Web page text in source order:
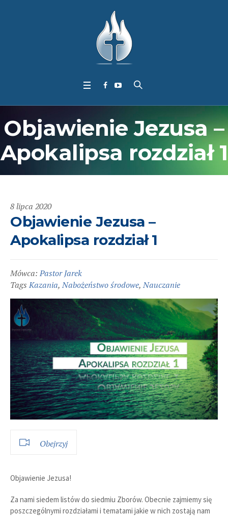
Objawienie Jezusa –
Apokalipsa rozdział 1
8 lipca 2020
Objawienie Jezusa –
Apokalipsa rozdział 1
Mówca:Pastor Jarek
TagsKazania,Nabożeństwo środowe,Nauczanie
Obejrzyj
Objawienie Jezusa!
Za nami siedem listów do siedmiu Zborów. Obecnie zajmiemy się
poszczególnymi rozdziałami i tematami jakie w nich zostają nam